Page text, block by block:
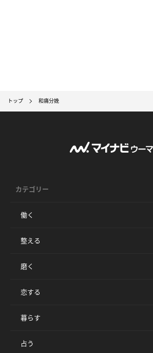
トップ 和痛分娩
カテゴリー
働く
整える
磨く
恋する
暮らす
占う